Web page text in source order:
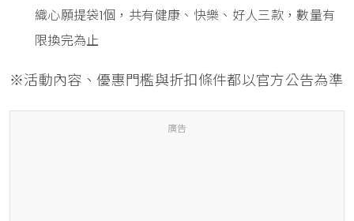
織心願提袋1個，共有健康、快樂、好人三款，數量有
限換完為止
※活動內容、優惠門檻與折扣條件都以官方公告為準
廣告